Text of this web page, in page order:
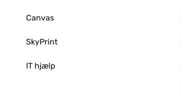
Canvas
SkyPrint
IT hjælp